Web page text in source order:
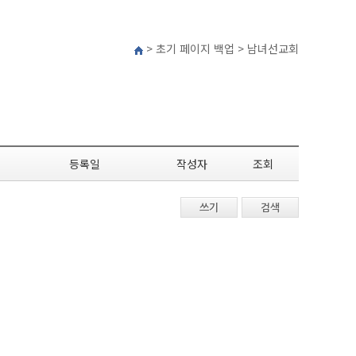
> 초기 페이지 백업 > 남녀선교회
등록일 작성자 조회
검색
쓰기